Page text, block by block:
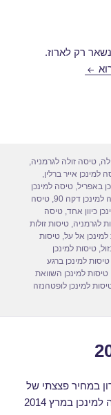
רק לארוז.
טיסה למינכן בפסח
,טיסה זולה לגרמניה,
למינכן אייר ברלין,
באפריל,טיסה למינכן
למינכן דקה 90 ,טיסה
כיוון אחד,טיסה
לגרמניה,טיסות זולות
למינכן אל על,טיסות
,טיסות למינכן
טיסות למינכן ברגע
טיסות למינכן השוואת
למינכן לופטהנזה
במחיר פצצתי של
$214 בלבד. מלאי הכרטיסים מוגבל. טיסה למינכן במרץ 2014